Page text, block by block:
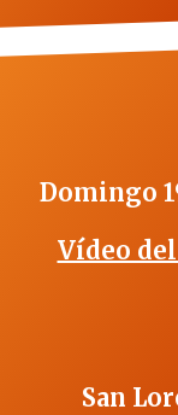
Domingo
Vídeo
San